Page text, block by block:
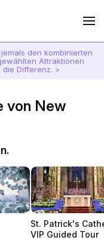
den kombinierten
Attraktionen
Differenz. >
von New
St. Patrick's
VIP Guided Tour